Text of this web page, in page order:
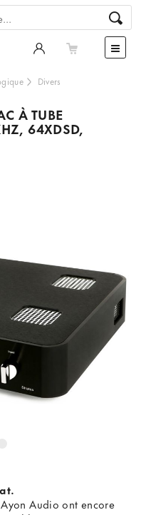
Divers
À TUBE
64XDSD,
Audio ont encore